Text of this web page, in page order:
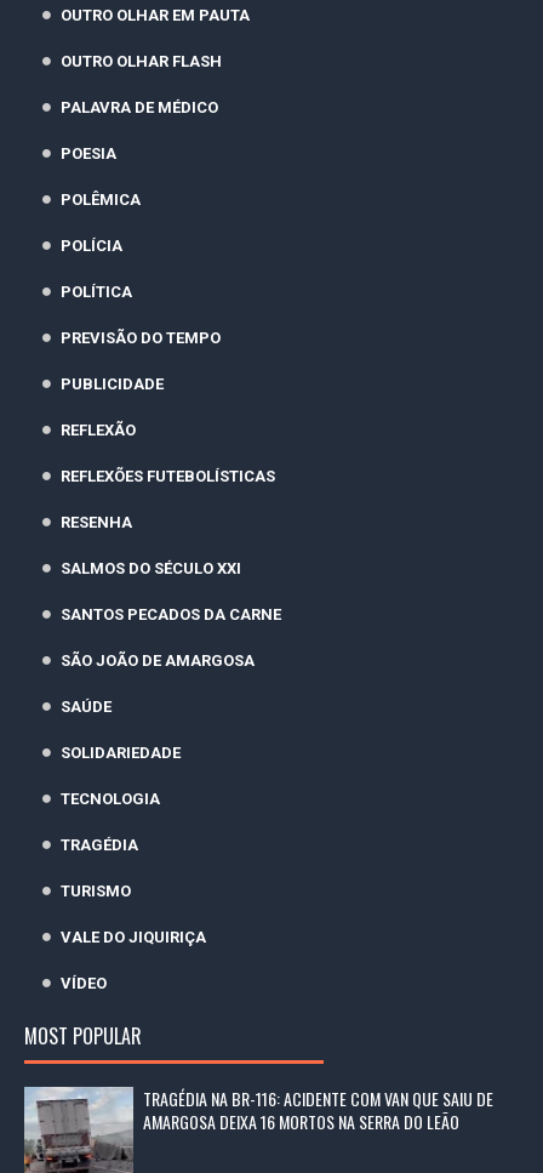
OUTRO OLHAR EM PAUTA
OUTRO OLHAR FLASH
PALAVRA DE MÉDICO
POESIA
POLÊMICA
POLÍCIA
POLÍTICA
PREVISÃO DO TEMPO
PUBLICIDADE
REFLEXÃO
REFLEXÕES FUTEBOLÍSTICAS
RESENHA
SALMOS DO SÉCULO XXI
SANTOS PECADOS DA CARNE
SÃO JOÃO DE AMARGOSA
SAÚDE
SOLIDARIEDADE
TECNOLOGIA
TRAGÉDIA
TURISMO
VALE DO JIQUIRIÇA
VÍDEO
MOST POPULAR
TRAGÉDIA NA BR-116: ACIDENTE COM VAN QUE SAIU DE
AMARGOSA DEIXA 16 MORTOS NA SERRA DO LEÃO